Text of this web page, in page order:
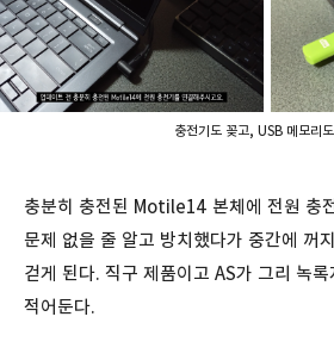
충전기도 꽂고, USB 메모리
충분히 충전된 Motile14 본체에 전원 충
문제 없을 줄 알고 방치했다가 중간에 꺼
걷게 된다. 직구 제품이고 AS가 그리 녹
적어둔다.